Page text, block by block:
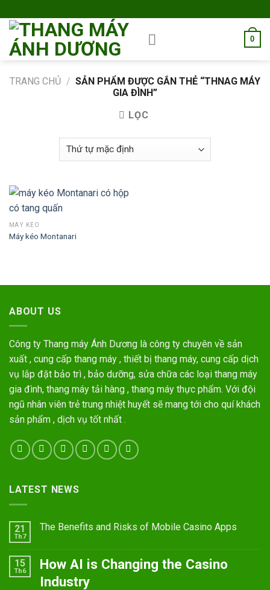
to
content
0
TRANG CHỦ / SẢN PHẨM ĐƯỢC GẮN THẺ “THNAG MÁY
GIA ĐÌNH”
LỌC
MÁY KÉO
Máy kéo Montanari
ABOUT US
Công ty Thang máy Ánh Dương là công ty chuyên về sản
xuất , cung cấp thang máy , thiết bị thang máy, cung cấp dịch
vụ lắp đặt bảo trì , bảo dưỡng, sửa chữa các loại thang máy
gia đình, thang máy tải hàng , thang máy thực phẩm. Với đội
ngũ nhân viên trẻ trung nhiệt huyết sẽ mang tới cho quí khách
sản phẩm , dịch vụ tốt nhất .
LATEST NEWS
21
Th7
The Benefits and Risks of Mobile Casino Apps
15
Th6
How AI is Changing the Casino
Industry